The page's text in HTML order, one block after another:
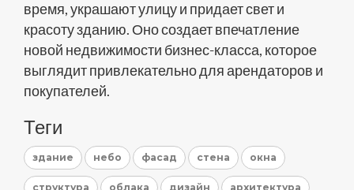
время, украшают улицу и придает свет и
красоту зданию. Оно создает впечатление
новой недвижимости бизнес-класса, которое
выглядит привлекательно для арендаторов и
покупателей.
Теги
здание небо фасад стена окна
структура облака дизайн архитектура